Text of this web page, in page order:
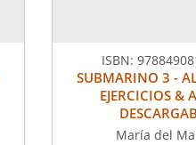
ISBN:
SUBMARINO 3 -
EJERCICIOS &
María del